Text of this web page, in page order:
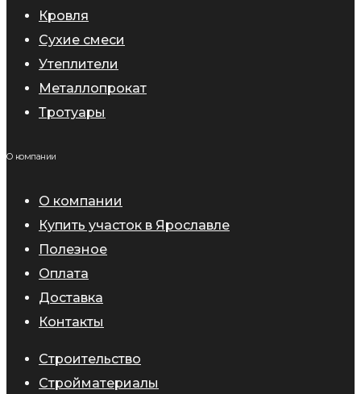
Кровля
Сухие смеси
Утеплители
Металлопрокат
Тротуары
О компании
О компании
Купить участок в Ярославле
Полезное
Оплата
Доставка
Контакты
Строительство
Стройматериалы